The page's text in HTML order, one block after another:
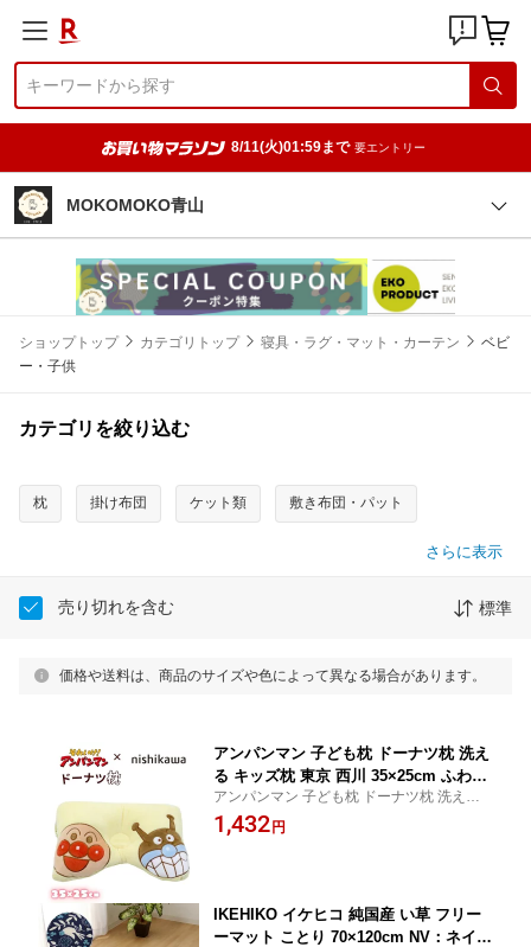
8/11(火)01:59まで 要エントリー
MOKOMOKO青山
ショップトップ カテゴリトップ 寝具・ラグ・マット・カーテン
ベビ
ー・子供
カテゴリを絞り込む
枕 掛け布団 ケット類 敷き布団・パット
さらに表示
売り切れを含む 標準
価格や送料は、商品のサイズや色によって異なる場合があります。
アンパンマン 子ども枕 ドーナツ枕 洗え
る キッズ枕 東京 西川 35×25cm ふわふ
わ やわらか 清潔
アンパンマン 子ども枕 ドーナツ枕 洗える
キッズ枕 赤ちゃん 乳児 乳幼児 幼児 東京 西
川 布団の西川 35×25cm ふわふわ やわらか
1,432円
IKEHIKO イケヒコ 純国産 い草 フリー
ーマット ことり 70×120cm NV：ネイビ